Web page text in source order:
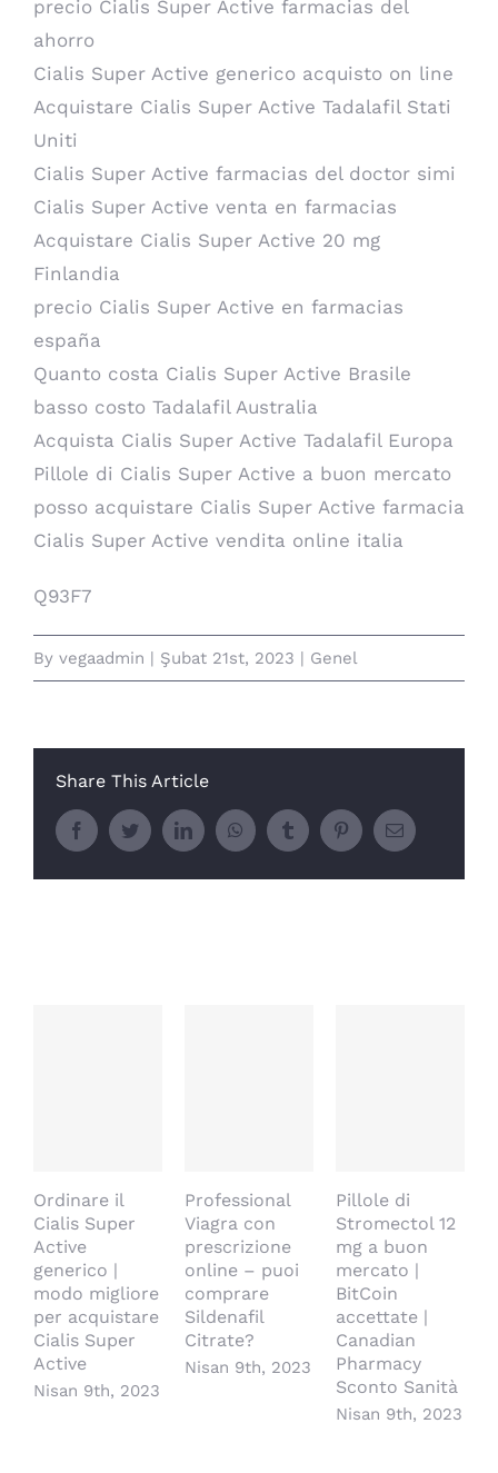
precio Cialis Super Active farmacias del
ahorro
Cialis Super Active generico acquisto on line
Acquistare Cialis Super Active Tadalafil Stati
Uniti
Cialis Super Active farmacias del doctor simi
Cialis Super Active venta en farmacias
Acquistare Cialis Super Active 20 mg
Finlandia
precio Cialis Super Active en farmacias
españa
Quanto costa Cialis Super Active Brasile
basso costo Tadalafil Australia
Acquista Cialis Super Active Tadalafil Europa
Pillole di Cialis Super Active a buon mercato
posso acquistare Cialis Super Active farmacia
Cialis Super Active vendita online italia
Q93F7
By vegaadmin | Şubat 21st, 2023 | Genel
Share This Article
FacebookTwitterLinkedInWhatsAppTumblr PinterestE-
posta
Ordinare il
Cialis Super
Active
generico |
modo migliore
per acquistare
Cialis Super
Active
Nisan 9th, 2023
Professional
Viagra con
prescrizione
online – puoi
comprare
Sildenafil
Citrate?
Nisan 9th, 2023
Pillole di
Stromectol 12
mg a buon
mercato |
BitCoin
accettate |
Canadian
Pharmacy
Sconto Sanità
Nisan 9th, 2023